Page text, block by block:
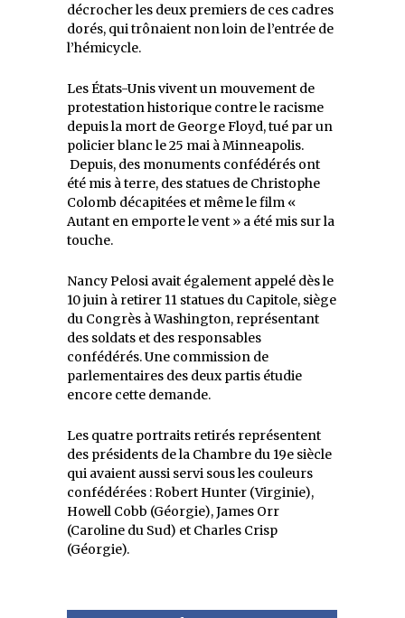
décrocher les deux premiers de ces cadres
dorés, qui trônaient non loin de l’entrée de
l’hémicycle.
Les États-Unis vivent un mouvement de
protestation historique contre le racisme
depuis la mort de George Floyd, tué par un
policier blanc le 25 mai à Minneapolis.
Depuis, des monuments confédérés ont
été mis à terre, des statues de Christophe
Colomb décapitées et même le film «
Autant en emporte le vent » a été mis sur la
touche.
Nancy Pelosi avait également appelé dès le
10 juin à retirer 11 statues du Capitole, siège
du Congrès à Washington, représentant
des soldats et des responsables
confédérés. Une commission de
parlementaires des deux partis étudie
encore cette demande.
Les quatre portraits retirés représentent
des présidents de la Chambre du 19e siècle
qui avaient aussi servi sous les couleurs
confédérées : Robert Hunter (Virginie),
Howell Cobb (Géorgie), James Orr
(Caroline du Sud) et Charles Crisp
(Géorgie).